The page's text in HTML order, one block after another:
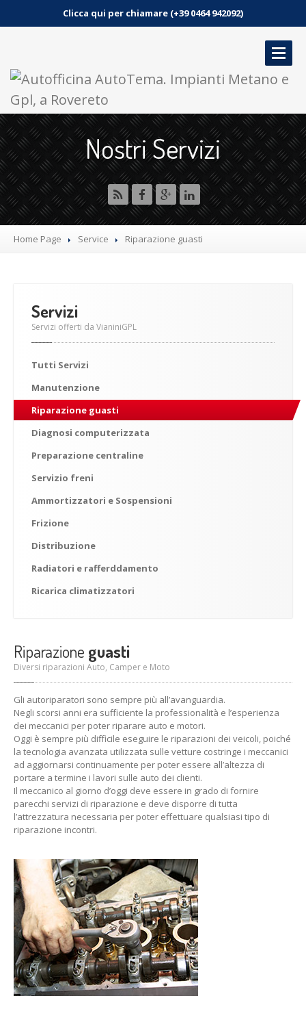
Clicca qui per chiamare (+39 0464 942092)
HOME
SERVIZI
GALLERIA
NEWS
Nostri Servizi
Home Page Service Riparazione guasti
Servizi
Servizi offerti da VianiniGPL
Tutti Servizi
Manutenzione
Riparazione guasti
Diagnosi computerizzata
Preparazione centraline
Servizio freni
Ammortizzatori e Sospensioni
Frizione
Distribuzione
Radiatori e rafferddamento
Ricarica climatizzatori
Riparazione guasti
Diversi riparazioni Auto, Camper e Moto
Gli autoriparatori sono sempre più all’avanguardia.
Negli scorsi anni era sufficiente la professionalità e l’esperienza
dei meccanici per poter riparare auto e motori.
Oggi è sempre più difficile eseguire le riparazioni dei veicoli, poiché
la tecnologia avanzata utilizzata sulle vetture costringe i meccanici
ad aggiornarsi continuamente per poter essere all’altezza di
portare a termine i lavori sulle auto dei clienti.
Il meccanico al giorno d’oggi deve essere in grado di fornire
parecchi servizi di riparazione e deve disporre di tutta
l’attrezzatura necessaria per poter effettuare qualsiasi tipo di
riparazione incontri.